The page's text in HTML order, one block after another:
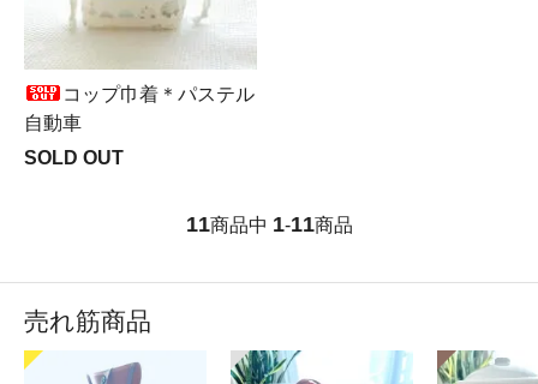
コップ巾着＊パステル
自動車
SOLD OUT
11商品中 1-11商品
売れ筋商品